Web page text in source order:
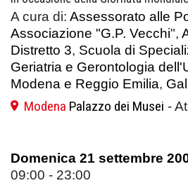
A cura di: Assessorato alle
Associazione "G.P. Vecchi",
Distretto 3, Scuola di
Geriatria e Gerontologia
Modena e Reggio Emilia,
Modena Palazzo dei Musei -
Domenica 21 settembre
09:00 - 23:00